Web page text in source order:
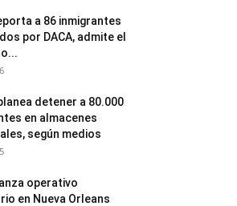
a 86 inmigrantes
por DACA, admite el
detener a 80.000
en almacenes
según medios
operativo
en Nueva Orleans